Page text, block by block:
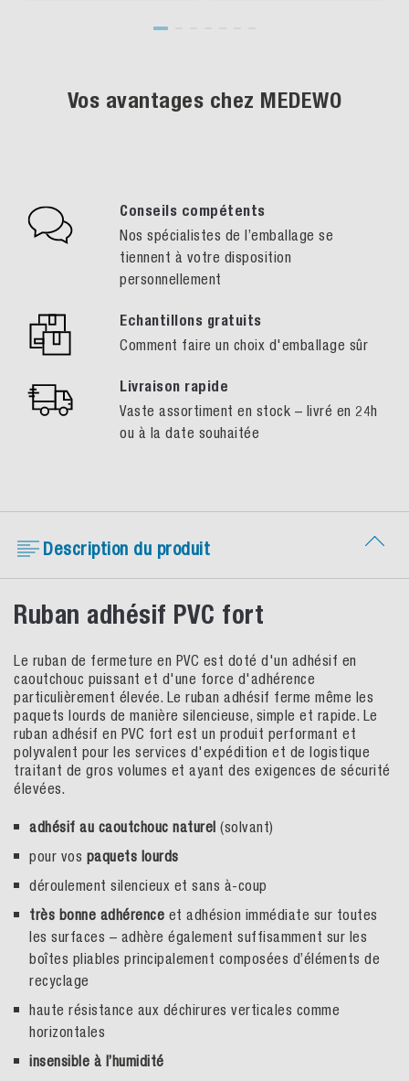
Vos avantages chez MEDEWO
Conseils compétents
Nos spécialistes de l’emballage se
tiennent à votre disposition
personnellement
Echantillons gratuits
Comment faire un choix d'emballage sûr
Livraison rapide
Vaste assortiment en stock – livré en 24h
ou à la date souhaitée
Description du produit
Ruban adhésif PVC fort
Le ruban de fermeture en PVC est doté d'un adhésif en
caoutchouc puissant et d'une force d'adhérence
particulièrement élevée. Le ruban adhésif ferme même les
paquets lourds de manière silencieuse, simple et rapide. Le
ruban adhésif en PVC fort est un produit performant et
polyvalent pour les services d'expédition et de logistique
traitant de gros volumes et ayant des exigences de sécurité
élevées.
adhésif au caoutchouc naturel (solvant)
pour vos paquets lourds
déroulement silencieux et sans à-coup
très bonne adhérence et adhésion immédiate sur toutes
les surfaces – adhère également suffisamment sur les
boîtes pliables principalement composées d’éléments de
recyclage
haute résistance aux déchirures verticales comme
horizontales
insensible à l’humidité